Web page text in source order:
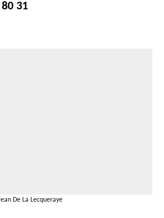
31
De La Lecqueraye